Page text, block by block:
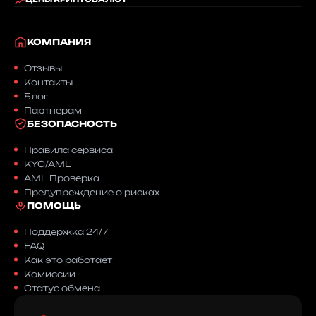
Для оптового обмена Bitcoin (BTC) на
КОМПАНИЯ
Отзывы
Контакты
Блог
Партнерам
БЕЗОПАСНОСТЬ
Правила сервиса
KYC/AML
AML Проверка
Предупреждение о рисках
ПОМОЩЬ
Поддержка 24/7
FAQ
Как это работает
Комиссии
Статус обмена